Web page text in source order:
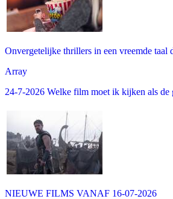
Onvergetelijke thrillers in een vreemde taal
Array
24-7-2026 Welke film moet ik kijken als
NIEUWE FILMS VANAF 16-07-2026